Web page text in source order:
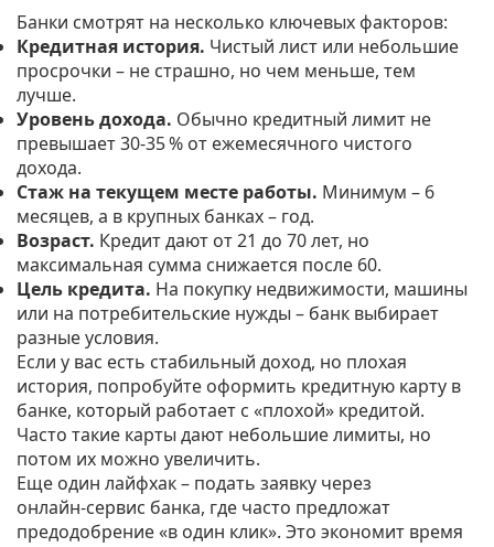
Банки смотрят на несколько ключевых факторов:
Кредитная история. Чистый лист или небольшие
просрочки – не страшно, но чем меньше, тем
лучше.
Уровень дохода. Обычно кредитный лимит не
превышает 30‑35 % от ежемесячного чистого
дохода.
Стаж на текущем месте работы. Минимум – 6
месяцев, а в крупных банках – год.
Возраст. Кредит дают от 21 до 70 лет, но
максимальная сумма снижается после 60.
Цель кредита. На покупку недвижимости, машины
или на потребительские нужды – банк выбирает
разные условия.
Если у вас есть стабильный доход, но плохая
история, попробуйте оформить кредитную карту в
банке, который работает с «плохой» кредитой.
Часто такие карты дают небольшие лимиты, но
потом их можно увеличить.
Еще один лайфхак – подать заявку через
онлайн‑сервис банка, где часто предложат
предодобрение «в один клик». Это экономит время